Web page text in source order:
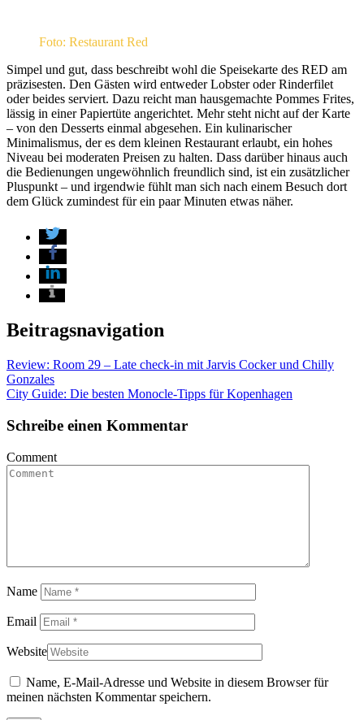
Foto: Restaurant Red
Simpel und gut, dass beschreibt wohl die Speisekarte des RED am
präzisesten. Den Gästen wird entweder Lobster oder Rinderfilet
oder beides serviert. Dazu reicht man hausgemachte Pommes Frites,
lässig in einer Papiertüte angerichtet. Mehr steht nicht auf der Karte
– von den Desserts einmal abgesehen. Ein kulinarischer
Minimalismus, der es dem kleinen Restaurant erlaubt, ein hohes
Niveau bei moderaten Preisen zu halten. Dass darüber hinaus auch
die Bedienungen ungewöhnlich freundlich sind, ist ein zusätzlicher
Pluspunkt – und irgendwie fühlt man sich nach einem Besuch dort
dem Glück zumindest für ein paar Minuten etwas näher.
Beitragsnavigation
Review: Room 29 – Late check-in mit Jarvis Cocker und Chilly
Gonzales
City Guide: Die besten Monocle-Tipps für Kopenhagen
Schreibe einen Kommentar
Comment
Name
Email
Website
Name, E-Mail-Adresse und Website in diesem Browser für
meinen nächsten Kommentar speichern.